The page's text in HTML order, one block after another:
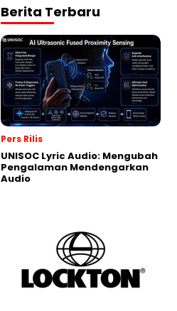
Berita Terbaru
Pers Rilis
UNISOC Lyric Audio: Mengubah
Pengalaman Mendengarkan
Audio